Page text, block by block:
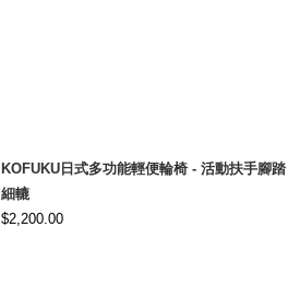
KOFUKU日式多功能輕便輪椅 - 活動扶手腳
細轆
$2,200.00